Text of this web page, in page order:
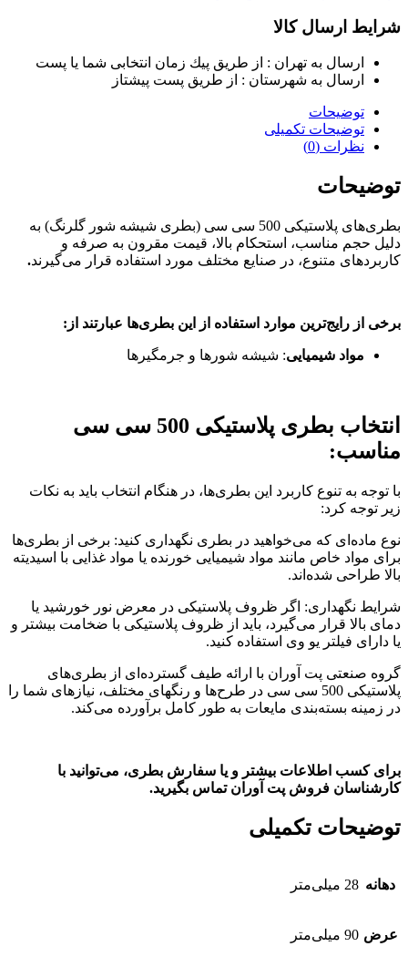
شرایط ارسال کالا
ارسال به تهران : از طريق پيك زمان انتخابی شما يا پست
ارسال به شهرستان : از طريق پست پيشتاز
توضیحات
توضیحات تکمیلی
نظرات (0)
توضیحات
بطری‌های پلاستیکی 500 سی سی (بطری شیشه شور گلرنگ) به
دلیل حجم مناسب، استحکام بالا، قیمت مقرون به صرفه و
کاربردهای متنوع، در صنایع مختلف مورد استفاده قرار می‌گیرند.
برخی از رایج‌ترین موارد استفاده از این بطری‌ها عبارتند از :
مواد شیمیایی: شیشه شورها و جرمگیرها
انتخاب بطری پلاستیکی 500 سی سی
مناسب:
با توجه به تنوع کاربرد این بطری‌ها، در هنگام انتخاب باید به نکات
زیر توجه کرد:
نوع ماده‌ای که می‌خواهید در بطری نگهداری کنید: برخی از بطری‌ها
برای مواد خاص مانند مواد شیمیایی خورنده یا مواد غذایی با اسیدیته
بالا طراحی شده‌اند.
شرایط نگهداری: اگر ظروف پلاستیکی در معرض نور خورشید یا
دمای بالا قرار می‌گیرد، باید از ظروف پلاستیکی با ضخامت بیشتر و
یا دارای فیلتر یو وی استفاده کنید.
گروه صنعتی پت آوران با ارائه طیف گسترده‌ای از بطری‌های
پلاستیکی 500 سی سی در طرح‌ها و رنگهای مختلف، نیازهای شما را
در زمینه بسته‌بندی مایعات به طور کامل برآورده می‌کند.
برای کسب اطلاعات بیشتر و یا سفارش بطری، می‌توانید با
کارشناسان فروش پت آوران تماس بگیرید.
توضیحات تکمیلی
دهانه‌ 28 میلی‌متر
عرض 90 میلی‌متر